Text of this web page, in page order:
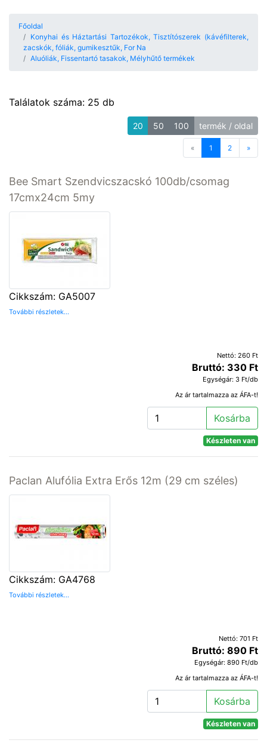
Főoldal
Konyhai és Háztartási Tartozékok, Tisztítószerek (kávéfilterek,
zacskók, fóliák, gumikesztűk, For Na
Aluóliák, Fissentartó tasakok, Mélyhűtő termékek
Találatok száma: 25 db
20 50 100 termék / oldal
« Previous
1 2 »
Bee Smart Szendvicszacskó 100db/csomag
17cmx24cm 5my
Cikkszám: GA5007
További részletek...
Nettó: 260 Ft
Bruttó: 330 Ft
Egységár: 3 Ft/db
Az ár tartalmazza az ÁFA-t!
Kosárba
Készleten van
Paclan Alufólia Extra Erős 12m (29 cm széles)
Cikkszám: GA4768
További részletek...
Nettó: 701 Ft
Bruttó: 890 Ft
Egységár: 890 Ft/db
Az ár tartalmazza az ÁFA-t!
Kosárba
Készleten van